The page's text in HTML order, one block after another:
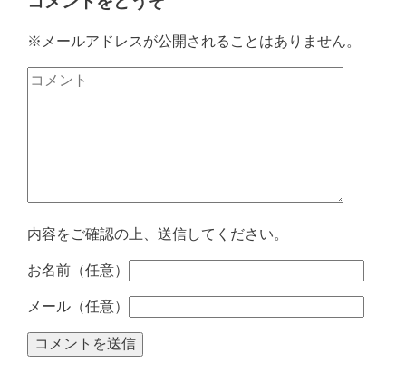
※メールアドレスが公開されることはありません。
内容をご確認の上、送信してください。
お名前（任意）
メール（任意）